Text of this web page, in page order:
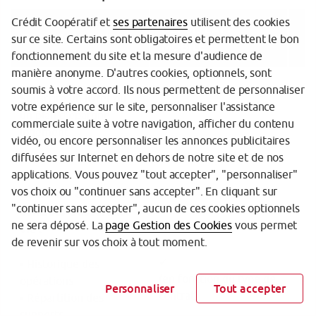
FONCTIONNALITÉS
DEPUIS L’APP
MOBILE
Souscrire un livret ou
un plan d’épargne
logement
Consulter et gérer vos
contrats d’assurance
vie :
(en fonction du type de
contrat)
Crédit Coopératif etses partenairesutilisent des cookies
sur ce site. Certains sont obligatoires et permettent le bon
fonctionnement du site et la mesure d'audience de
manière anonyme. D'autres cookies, optionnels, sont
soumis à votre accord. Ils nous permettent de personnaliser
votre expérience sur le site, personnaliser l'assistance
commerciale suite à votre navigation, afficher du contenu
vidéo, ou encore personnaliser les annonces publicitaires
diffusées sur Internet en dehors de notre site et de nos
applications. Vous pouvez "tout accepter", "personnaliser"
vos choix ou "continuer sans accepter". En cliquant sur
"continuer sans accepter", aucun de ces cookies optionnels
ne sera déposé. La page Gestion des Cookiesvous permet
de revenir sur vos choix à tout moment.
Personnaliser Tout accepter